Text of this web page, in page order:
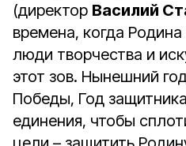
(директор Василий
времена, когда
люди творчества и
этот зов. Нынешний
Победы, Год
единения, чтобы